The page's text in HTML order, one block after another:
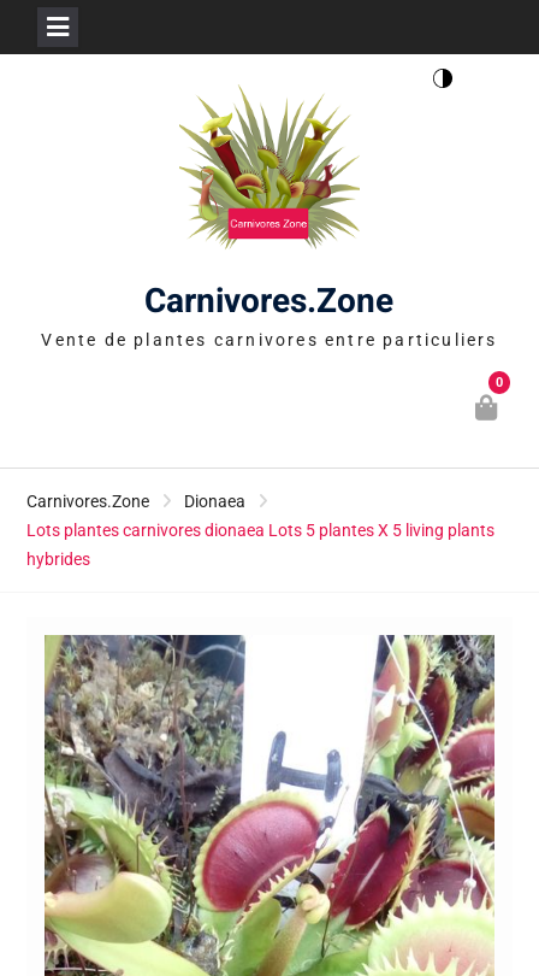
Carnivores.Zone
Vente de plantes carnivores entre particuliers
0
Carnivores.Zone
Dionaea
Lots plantes carnivores dionaea Lots 5 plantes X 5 living plants
hybrides